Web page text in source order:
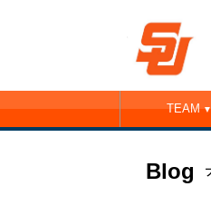
TEAM▼
Blog